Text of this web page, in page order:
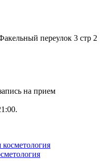
переулок 3 стр 2